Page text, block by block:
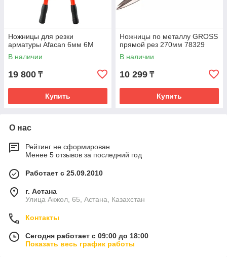
Ножницы для резки
арматуры Afacan 6мм 6M
В наличии
19 800 ₸
Купить
Ножницы по металлу GROSS
прямой рез 270мм 78329
В наличии
10 299 ₸
Купить
О нас
Рейтинг не сформирован
Менее 5 отзывов за последний год
Работает с 25.09.2010
г. Астана
Улица Акжол, 65, Астана, Казахстан
Контакты
Сегодня работает с 09:00 до 18:00
Показать весь график работы